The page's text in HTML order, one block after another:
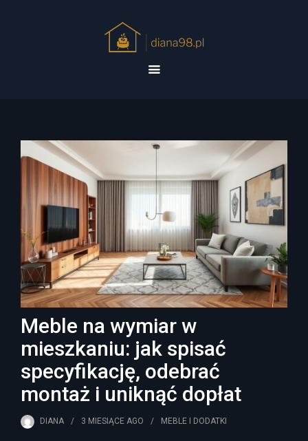
Meble na wymiar w
mieszkaniu: jak spisać
specyfikację, odebrać
montaż i uniknąć dopłat
DIANA 3 MIESIĄCE AGO MEBLE I DODATKI